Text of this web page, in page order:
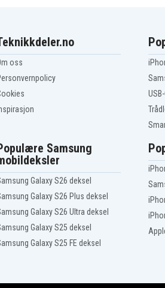
oss
Samsung
Galaxy S26 deksel
Galaxy S26 Plus deksel
Galaxy S26 Ultra deksel
Galaxy S25 deksel
Galaxy S25 FE deksel